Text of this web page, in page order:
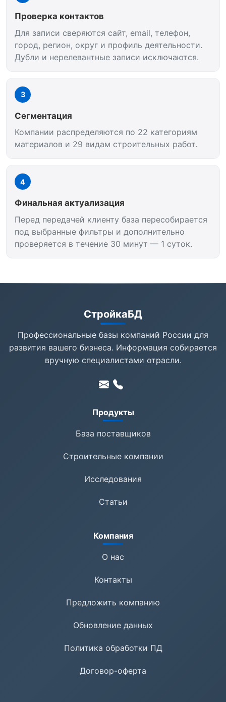
Проверка контактов
Для записи сверяются сайт, email, телефон,
город, регион, округ и профиль деятельности.
Дубли и нерелевантные записи исключаются.
3
Сегментация
Компании распределяются по 22 категориям
материалов и 29 видам строительных работ.
4
Финальная актуализация
Перед передачей клиенту база пересобирается
под выбранные фильтры и дополнительно
проверяется в течение 30 минут — 1 суток.
СтройкаБД
Профессиональные базы компаний России для
развития вашего бизнеса. Информация собирается
вручную специалистами отрасли.
Продукты
База поставщиков
Строительные компании
Исследования
Статьи
Компания
О нас
Контакты
Предложить компанию
Обновление данных
Политика обработки ПД
Договор-оферта